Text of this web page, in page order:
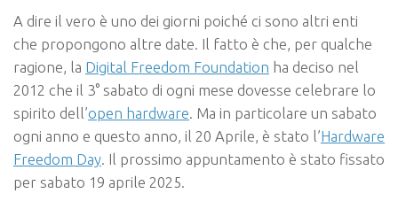
A dire il vero è uno dei giorni poiché ci sono altri enti
che propongono altre date. Il fatto è che, per qualche
ragione, la Digital Freedom Foundation ha deciso nel
2012 che il 3° sabato di ogni mese dovesse celebrare lo
spirito dell’open hardware . Ma in particolare un sabato
ogni anno e questo anno, il 20 Aprile, è stato l’Hardware
Freedom Day . Il prossimo appuntamento è stato fissato
per sabato 19 aprile 2025.